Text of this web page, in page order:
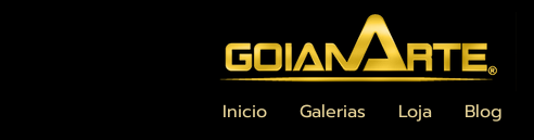
Inicio Galerias Loja Blog